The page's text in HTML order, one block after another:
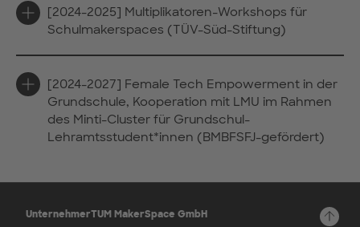
[2024-2025] Multiplikatoren-Workshops für
Schulmakerspaces (TÜV-Süd-Stiftung)
[2024-2027] Female Tech Empowerment in der
Grundschule, Kooperation mit LMU im Rahmen
des Minti-Cluster für Grundschul-
Lehramtsstudent*innen (BMBFSFJ-gefördert)
UnternehmerTUM MakerSpace GmbH